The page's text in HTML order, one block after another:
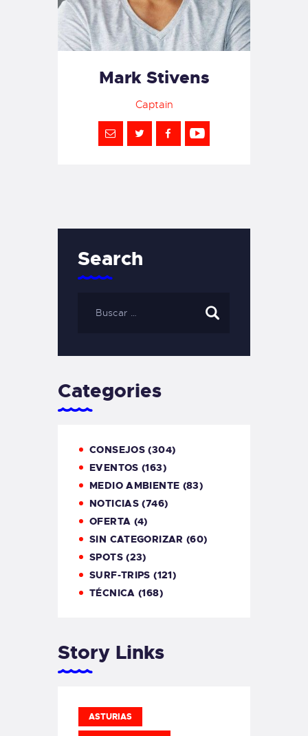
Mark Stivens
Captain
Search
Categories
CONSEJOS (304)
EVENTOS (163)
MEDIO AMBIENTE (83)
NOTICIAS (746)
OFERTA (4)
SIN CATEGORIZAR (60)
SPOTS(23)
SURF-TRIPS (121)
TÉCNICA (168)
Story Links
ASTURIAS